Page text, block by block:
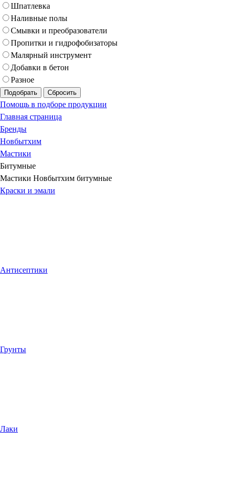
Шпатлевка
Наливные полы
Смывки и преобразователи
Пропитки и гидрофобизаторы
Малярный инструмент
Добавки в бетон
Разное
Подобрать Сбросить
Помощь в подборе продукции
Главная страница
Бренды
Новбытхим
Мастики
Битумные
Мастики Новбытхим битумные
Краски и эмали
Антисептики
Грунты
Лаки